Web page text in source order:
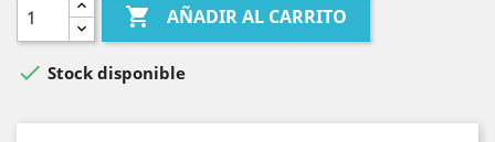
 AÑADIR AL CARRITO
 Stock disponible